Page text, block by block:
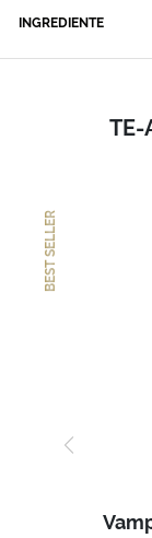
INGREDIENTE
TE-
BEST SELLER